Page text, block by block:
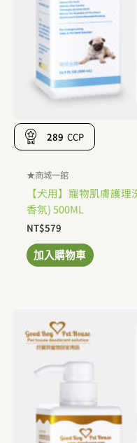
289 CCP
★商城一館
【犬用】寵物肌膚護
香氛) 500ML
NT$579
加入購物車